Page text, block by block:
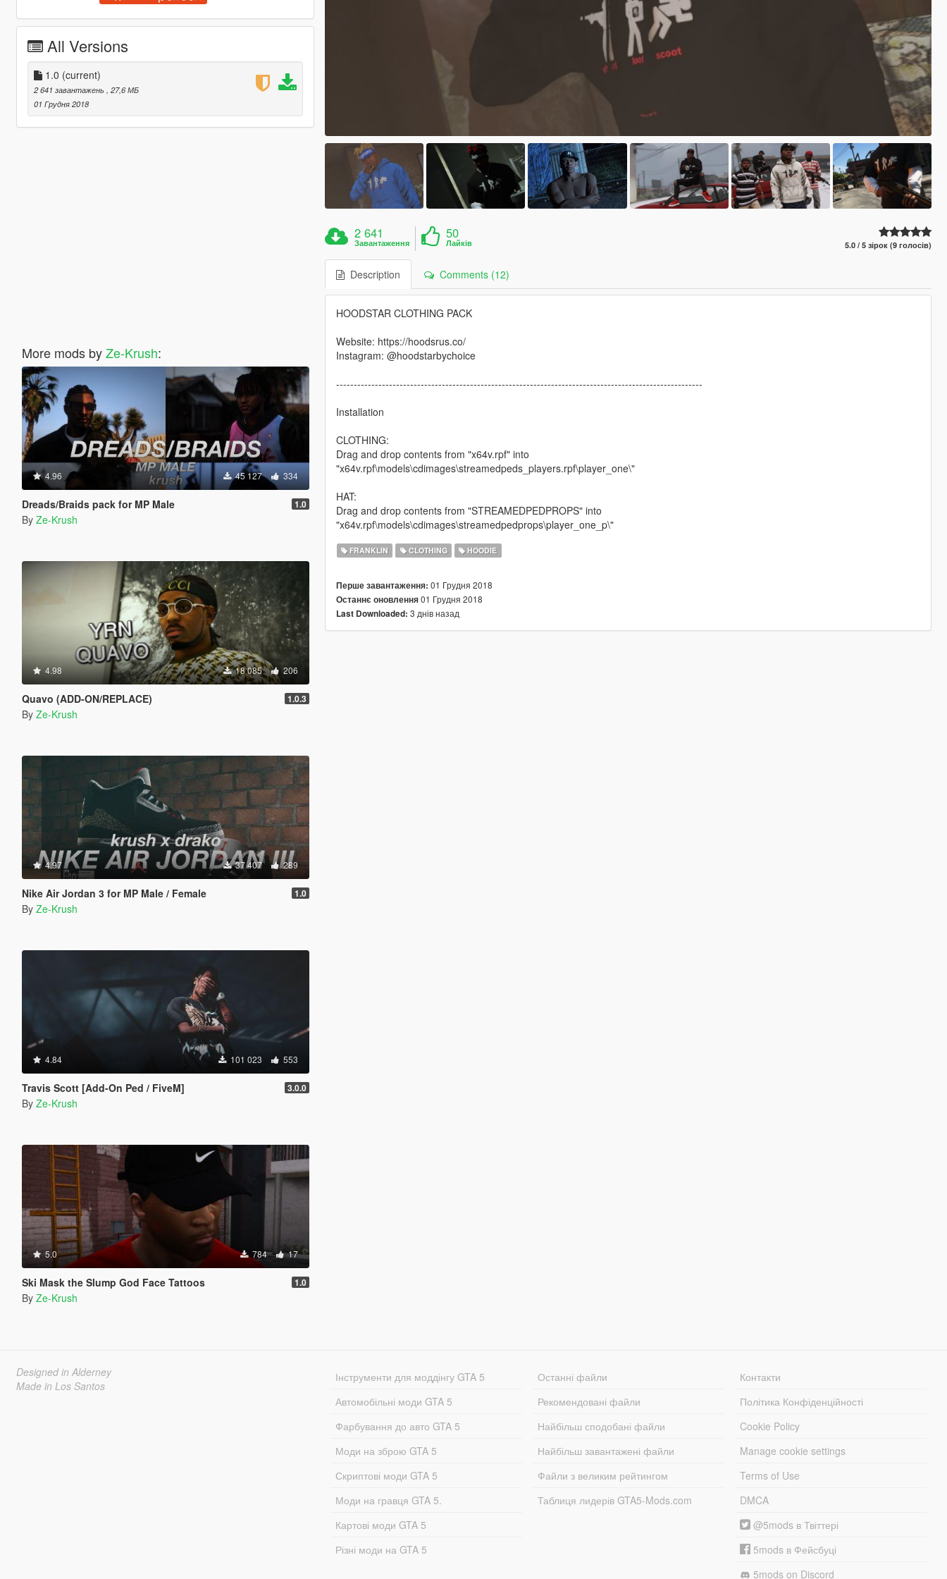
All Versions
1.0 (current)
2 641 завантажень
, 27,6 МБ
01 Грудня 2018
More mods byZe-Krush:
4.96 45 127 334
Dreads/Braids pack for MP Male 1.0
By Ze-Krush
4.98 18 085 206
Quavo (ADD-ON/REPLACE) 1.0.3
By Ze-Krush
4.97 37 407 289
Nike Air Jordan 3 for MP Male / Female 1.0
By Ze-Krush
4.84 101 023 553
Travis Scott [Add-On Ped / FiveM] 3.0.0
By Ze-Krush
5.0 784 17
Ski Mask the Slump God Face Tattoos 1.0
By Ze-Krush
2 641
Завантаження
50
Лайків 5.0 / 5 зірок (9 голосів)
Description Comments (12)
HOODSTAR CLOTHING PACK
Website: https://hoodsrus.co/
Instagram: @hoodstarbychoice
--------------------------------------------------------------------------------------------------------
Installation
CLOTHING:
Drag and drop contents from "x64v.rpf" into
"x64v.rpf\models\cdimages\streamedpeds_players.rpf\player_one\"
HAT:
Drag and drop contents from "STREAMEDPEDPROPS" into
"x64v.rpf\models\cdimages\streamedpedprops\player_one_p\"
FRANKLIN CLOTHING HOODIE
Перше завантаження: 01 Грудня 2018
Останнє оновлення01 Грудня 2018
Last Downloaded: 3 днів назад
Designed in Alderney
Made in Los Santos
Інструменти для моддінгу GTA 5
Автомобільні моди GTA 5
Фарбування до авто GTA 5
Моди на зброю GTA 5
Скриптові моди GTA 5
Моди на гравця GTA 5.
Картові моди GTA 5
Різні моди на GTA 5
Останні файли
Рекомендовані файли
Найбільш сподобані файли
Найбільш завантажені файли
Файли з великим рейтингом
Таблиця лидерів GTA5-Mods.com
Контакти
Політика Конфіденційності
Cookie Policy
Manage cookie settings
Terms of Use
DMCA
@5mods в Твіттері
5mods в Фейсбуці
5mods on Discord